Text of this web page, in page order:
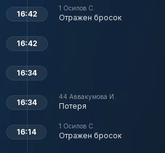
1 Осипов С.
Отражен бросок
16:42
16:42
16:34
44 Аввакумова И.
Потеря
16:34
1 Осипов С.
Отражен бросок
16:14